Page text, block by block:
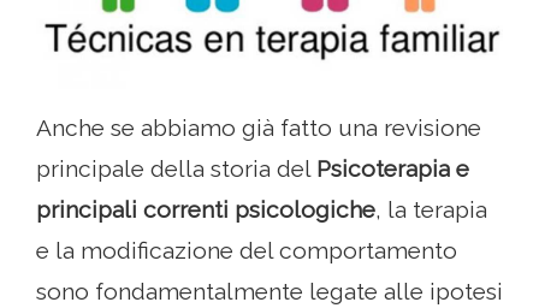
Anche se abbiamo già fatto una revisione
principale della storia del Psicoterapia e
principali correnti psicologiche, la terapia
e la modificazione del comportamento
sono fondamentalmente legate alle ipotesi